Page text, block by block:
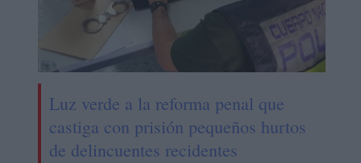
Luz verde a la reforma penal que
castiga con prisión pequeños hurtos
de delincuentes recidentes